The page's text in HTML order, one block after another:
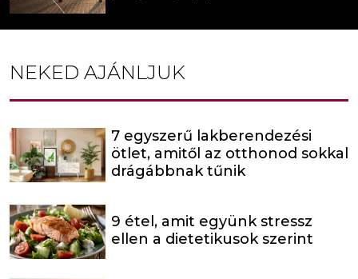
NEKED AJÁNLJUK
7 egyszerű lakberendezési
ötlet, amitől az otthonod sokkal
drágábbnak tűnik
9 étel, amit együnk stressz
ellen a dietetikusok szerint